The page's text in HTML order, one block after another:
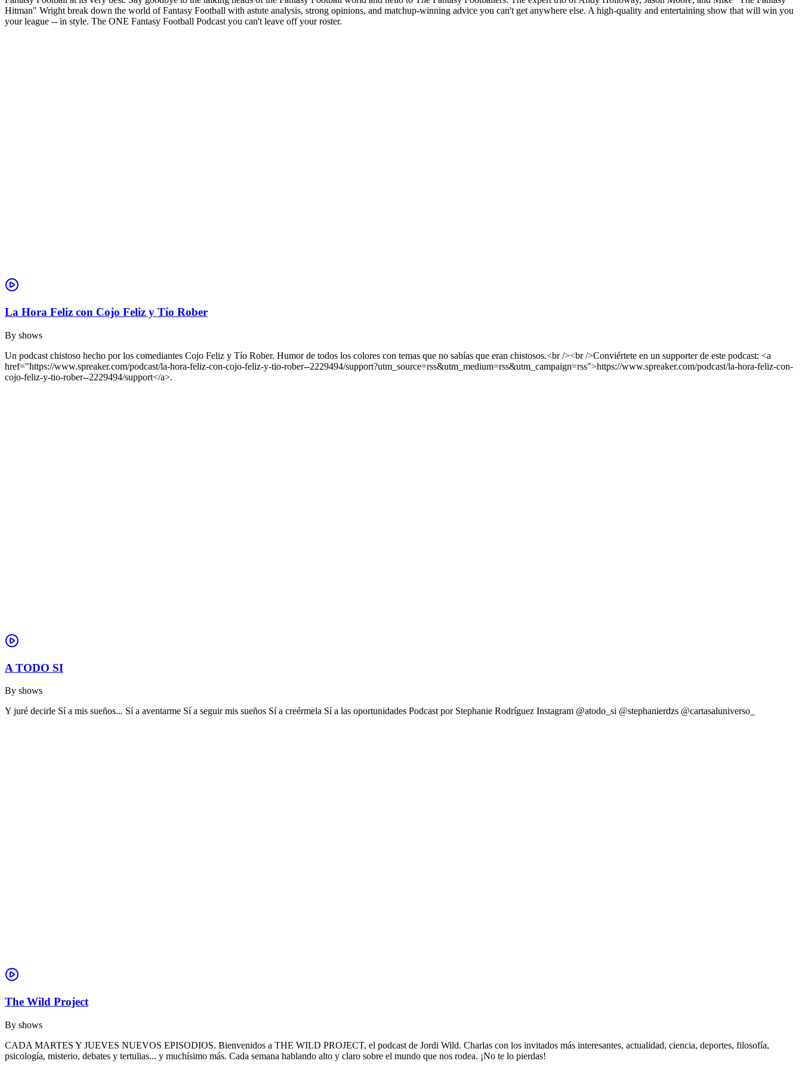
Hitman" Wright break down the world of Fantasy Football with astute analysis, strong opinions, and matchup-winning advice you can't get anywhere else. A high-quality and entertaining show that will win you
your league -- in style. The ONE Fantasy Football Podcast you can't leave off your roster.
La Hora Feliz con Cojo Feliz y Tío Rober
By shows
Un podcast chistoso hecho por los comediantes Cojo Feliz y Tío Rober. Humor de todos los colores con temas que no sabías que eran chistosos.<br /><br />Conviértete en un supporter de este podcast: <a
href="https://www.spreaker.com/podcast/la-hora-feliz-con-cojo-feliz-y-tio-rober--2229494/support?utm_source=rss&utm_medium=rss&utm_campaign=rss">https://www.spreaker.com/podcast/la-hora-feliz-con-
cojo-feliz-y-tio-rober--2229494/support</a>.
A TODO SI
By shows
Y juré decirle Sí a mis sueños... Sí a aventarme Sí a seguir mis sueños Sí a creérmela Sí a las oportunidades Podcast por Stephanie Rodríguez Instagram @atodo_si @stephanierdzs @cartasaluniverso_
The Wild Project
By shows
CADA MARTES Y JUEVES NUEVOS EPISODIOS. Bienvenidos a THE WILD PROJECT, el podcast de Jordi Wild. Charlas con los invitados más interesantes, actualidad, ciencia, deportes, filosofía,
psicología, misterio, debates y tertulias... y muchísimo más. Cada semana hablando alto y claro sobre el mundo que nos rodea. ¡No te lo pierdas!